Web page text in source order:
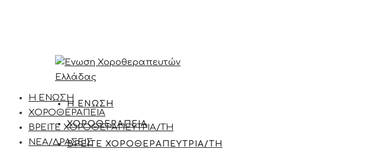
Η ΕΝΩΣΗ
ΧΟΡΟΘΕΡΑΠΕΙΑ
ΒΡΕΙΤΕ ΧΟΡΟΘΕΡΑΠΕΥΤΡΙΑ/ΤΗ
ΝΕΑ/ΔΡΑΣΕΙΣ
Η ΕΝΩΣΗ
ΧΟΡΟΘΕΡΑΠΕΙΑ
ΒΡΕΙΤΕ ΧΟΡΟΘΕΡΑΠΕΥΤΡΙΑ/ΤΗ